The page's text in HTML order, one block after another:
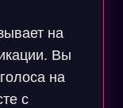
на
Вы
на
с